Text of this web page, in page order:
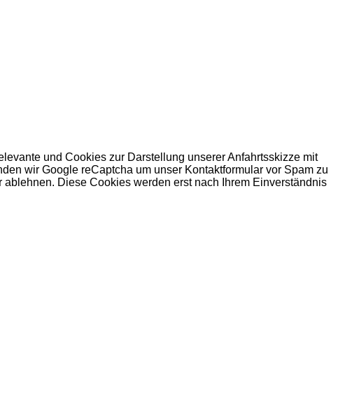
und Cookies zur Darstellung unserer Anfahrtsskizze mit
wir Google reCaptcha um unser Kontaktformular vor Spam zu
Diese Cookies werden erst nach Ihrem Einverständnis